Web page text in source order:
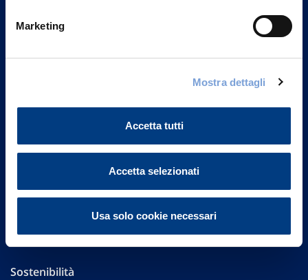
Marketing
Mostra dettagli
Accetta tutti
Accetta selezionati
Usa solo cookie necessari
Vittoria Assicurazioni S.p.A.
Part. IVA 01329510158
FAQ
Altre informazioni
Sostenibilità